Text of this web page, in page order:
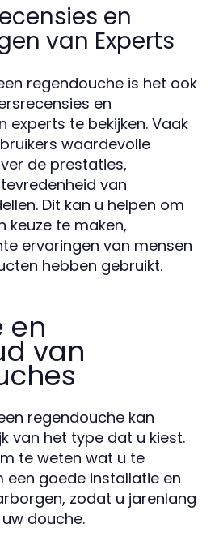
en
van Experts
regendouche is het ook
en
experts te bekijken. Vaak
waardevolle
de prestaties,
van
Dit kan u helpen om
keuze te maken,
ervaringen van mensen
hebben gebruikt.
en
van
regendouche kan
van het type dat u kiest.
te weten wat u te
goede installatie en
zodat u jarenlang
douche.